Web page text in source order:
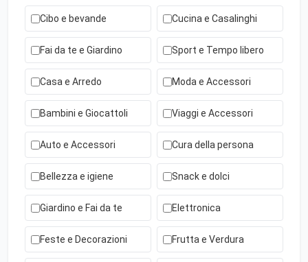
Cibo e bevande Cucina e Casalinghi
Fai da te e Giardino Sport e Tempo libero
Casa e Arredo Moda e Accessori
Bambini e Giocattoli Viaggi e Accessori
Auto e Accessori Cura della persona
Bellezza e igiene Snack e dolci
Giardino e Fai da te Elettronica
Feste e Decorazioni Frutta e Verdura